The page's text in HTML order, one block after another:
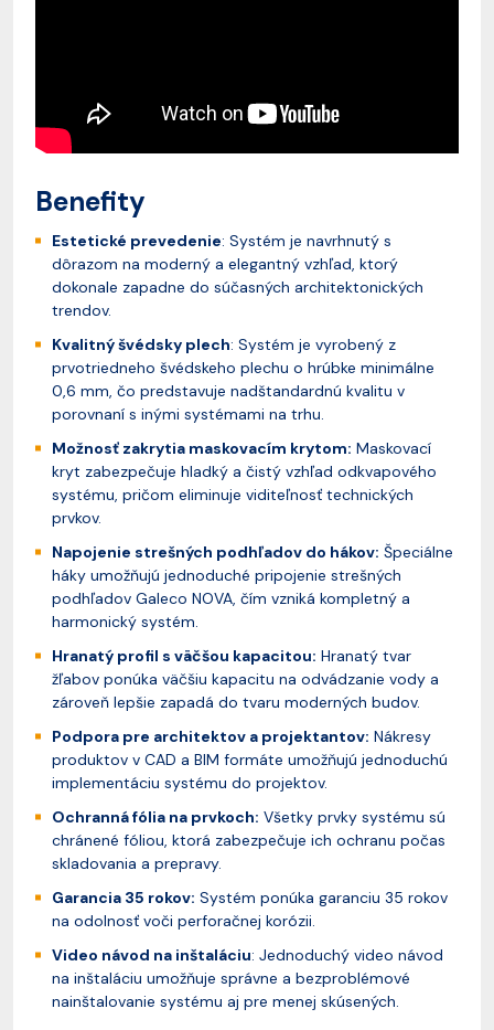
Benefity
Estetické prevedenie: Systém je navrhnutý s
dôrazom na moderný a elegantný vzhľad, ktorý
dokonale zapadne do súčasných architektonických
trendov.
Kvalitný švédsky plech: Systém je vyrobený z
prvotriedneho švédskeho plechu o hrúbke minimálne
0,6 mm, čo predstavuje nadštandardnú kvalitu v
porovnaní s inými systémami na trhu.
Možnosť zakrytia maskovacím krytom: Maskovací
kryt zabezpečuje hladký a čistý vzhľad odkvapového
systému, pričom eliminuje viditeľnosť technických
prvkov.
Napojenie strešných podhľadov do hákov: Špeciálne
háky umožňujú jednoduché pripojenie strešných
podhľadov Galeco NOVA, čím vzniká kompletný a
harmonický systém.
Hranatý profil s väčšou kapacitou: Hranatý tvar
žľabov ponúka väčšiu kapacitu na odvádzanie vody a
zároveň lepšie zapadá do tvaru moderných budov.
Podpora pre architektov a projektantov: Nákresy
produktov v CAD a BIM formáte umožňujú jednoduchú
implementáciu systému do projektov.
Ochranná fólia na prvkoch: Všetky prvky systému sú
chránené fóliou, ktorá zabezpečuje ich ochranu počas
skladovania a prepravy.
Garancia 35 rokov: Systém ponúka garanciu 35 rokov
na odolnosť voči perforačnej korózii.
Video návod na inštaláciu: Jednoduchý video návod
na inštaláciu umožňuje správne a bezproblémové
nainštalovanie systému aj pre menej skúsených.